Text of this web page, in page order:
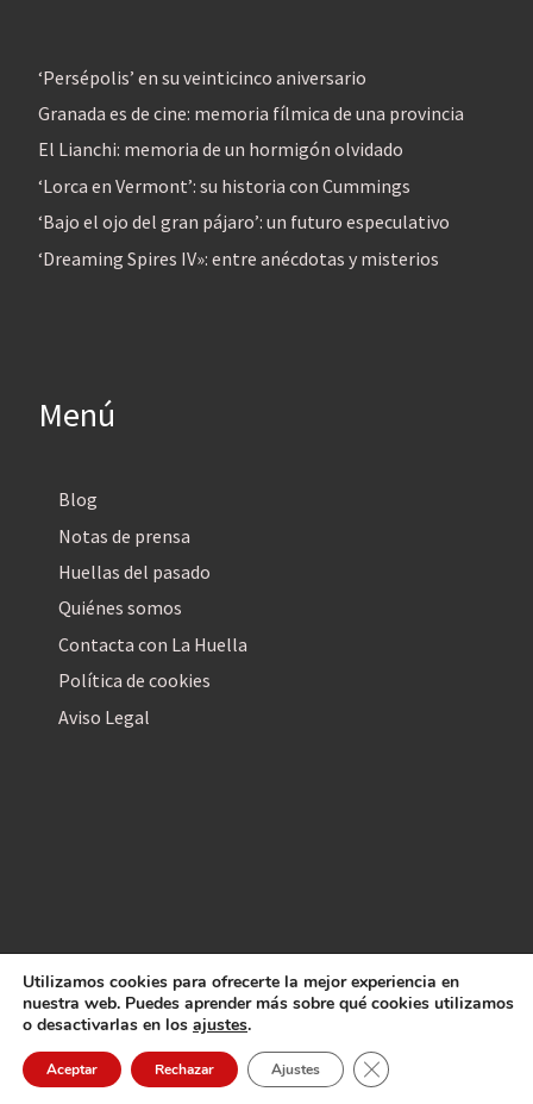
‘Persépolis’ en su veinticinco aniversario
Granada es de cine: memoria fílmica de una provincia
El Lianchi: memoria de un hormigón olvidado
‘Lorca en Vermont’: su historia con Cummings
‘Bajo el ojo del gran pájaro’: un futuro especulativo
‘Dreaming Spires IV»: entre anécdotas y misterios
Menú
Blog
Notas de prensa
Huellas del pasado
Quiénes somos
Contacta con La Huella
Política de cookies
Aviso Legal
© 2026La Huella Digital– Todos los derechos reservados
Utilizamos cookies para ofrecerte la mejor experiencia en
nuestra web. Puedes aprender más sobre qué cookies utilizamos
o desactivarlas en los ajustes.
Aceptar Rechazar Ajustes Cerrar el banner de